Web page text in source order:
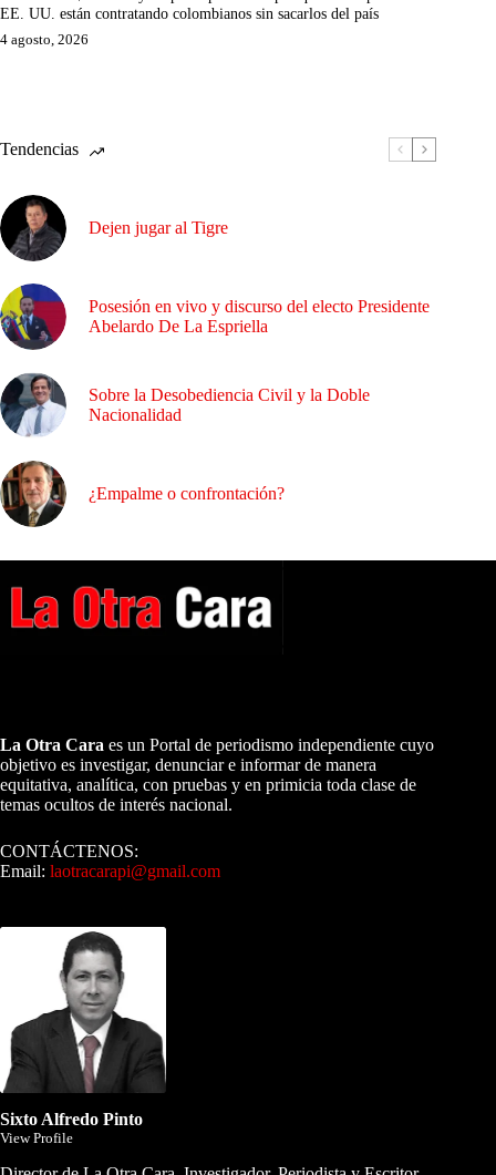
EE. UU. están contratando colombianos sin sacarlos del país
4 agosto, 2026
Tendencias
Dejen jugar al Tigre
Posesión en vivo y discurso del electo Presidente
Abelardo De La Espriella
Sobre la Desobediencia Civil y la Doble
Nacionalidad
¿Empalme o confrontación?
La Otra Cara es un Portal de periodismo independiente cuyo
objetivo es investigar, denunciar e informar de manera
equitativa, analítica, con pruebas y en primicia toda clase de
temas ocultos de interés nacional.
CONTÁCTENOS:
Email: laotracarapi@gmail.com
Sixto Alfredo Pinto
View Profile